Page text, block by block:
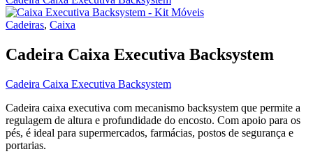
Cadeiras, Caixa
Cadeira Caixa Executiva Backsystem
Cadeira Caixa Executiva Backsystem
Cadeira caixa executiva com mecanismo backsystem que permite a
regulagem de altura e profundidade do encosto. Com apoio para os
pés, é ideal para supermercados, farmácias, postos de segurança e
portarias.